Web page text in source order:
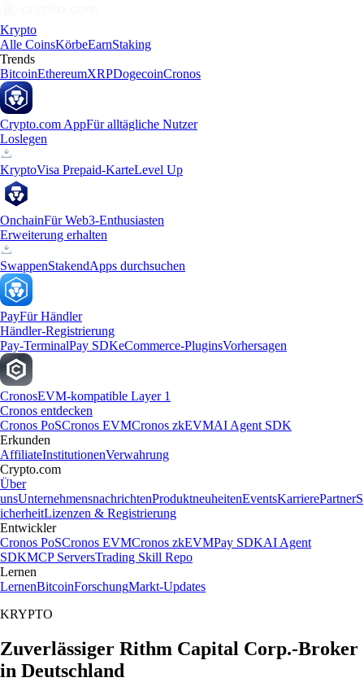
Krypto
Alle CoinsKörbeEarnStaking
Trends
BitcoinEthereumXRPDogecoinCronos
Crypto.com AppFür alltägliche Nutzer
Loslegen
KryptoVisa Prepaid-KarteLevel Up
OnchainFür Web3-Enthusiasten
Erweiterung erhalten
SwappenStakendApps durchsuchen
PayFür Händler
Händler-Registrierung
Pay-TerminalPay SDKeCommerce-PluginsVorhersagen
CronosEVM-kompatible Layer 1
Cronos entdecken
Cronos PoSCronos EVMCronos zkEVMAI Agent SDK
Erkunden
AffiliateInstitutionenVerwahrung
Crypto.com
Über
unsUnternehmensnachrichtenProduktneuheitenEventsKarrierePartnerS
icherheitLizenzen & Registrierung
Entwickler
Cronos PoSCronos EVMCronos zkEVMPay SDKAI Agent
SDKMCP ServersTrading Skill Repo
Lernen
LernenBitcoinForschungMarkt-Updates
KRYPTO
Zuverlässiger Rithm Capital Corp.-Broker
in Deutschland